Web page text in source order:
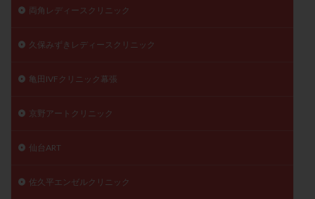
両角レディースクリニック
久保みずきレディースクリニック
亀田IVFクリニック幕張
京野アートクリニック
仙台ART
佐久平エンゼルクリニック